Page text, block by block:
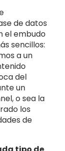
de datos
el embudo
sencillos:
a un
del
un
o sea la
los
de